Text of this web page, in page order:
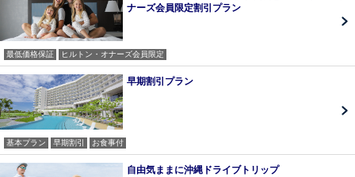
ナーズ会員限定割引プラン
最低価格保証 ヒルトン・オナーズ会員限定
早期割引プラン
基本プラン 早期割引 お食事付
自由気ままに沖縄ドライブトリップ